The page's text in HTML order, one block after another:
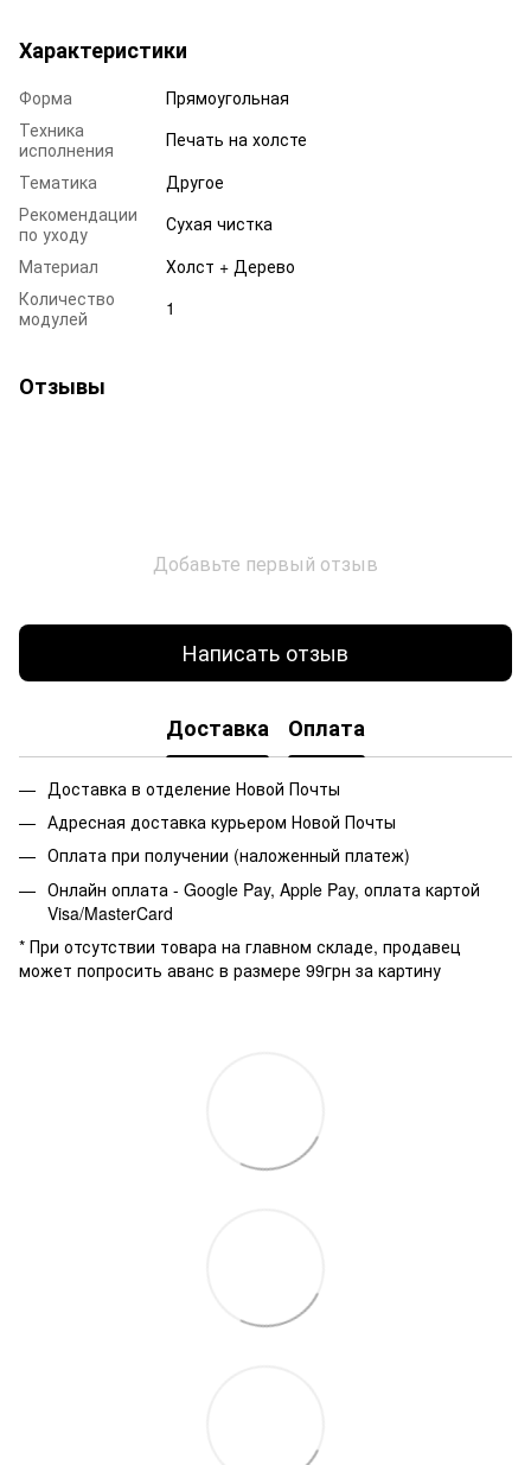
Характеристики
Форма
Прямоугольная
Техника
исполнения
Печать на холсте
Тематика
Другое
Рекомендации
по уходу
Сухая чистка
Материал
Холст + Дерево
Количество
модулей
1
Отзывы
Добавьте первый отзыв
Написать отзыв
Доставка Оплата
Доставка в отделение Новой Почты
Адресная доставка курьером Новой Почты
Оплата при получении (наложенный платеж)
Онлайн оплата - Google Pay, Apple Pay, оплата картой
Visa/MasterCard
* При отсутствии товара на главном складе, продавец
может попросить аванс в размере 99грн за картину